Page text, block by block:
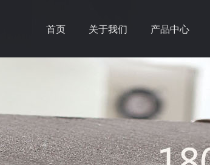
首页 关于我们 产品中心